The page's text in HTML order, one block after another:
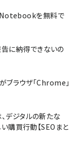
Notebookを無料で
に納得できないの
ラウザ「Chrome」
デジタルの新たな
い購買行動【SEOまと